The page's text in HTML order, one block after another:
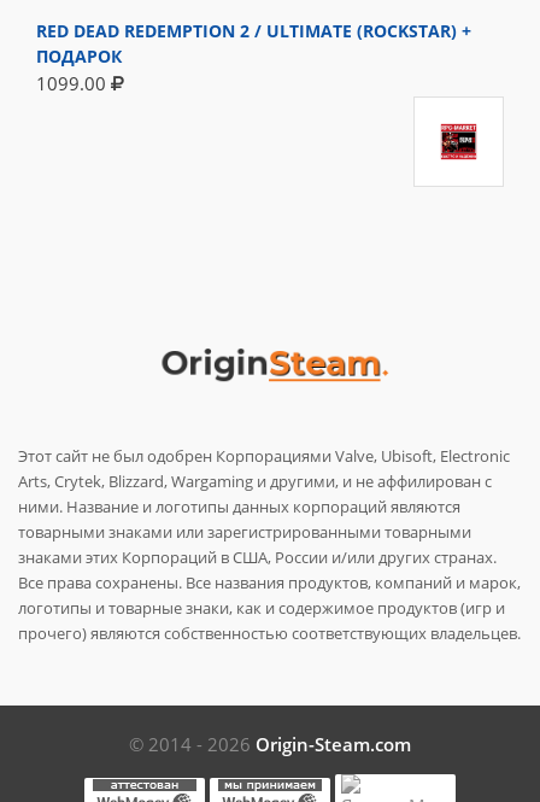
RED DEAD REDEMPTION 2 / ULTIMATE (ROCKSTAR) +
ПОДАРОК
1099.00
Этот сайт не был одобрен Корпорациями Valve, Ubisoft, Electronic
Arts, Crytek, Blizzard, Wargaming и другими, и не аффилирован с
ними. Название и логотипы данных корпораций являются
товарными знаками или зарегистрированными товарными
знаками этих Корпораций в США, России и/или других странах.
Все права сохранены. Все названия продуктов, компаний и марок,
логотипы и товарные знаки, как и содержимое продуктов (игр и
прочего) являются собственностью соответствующих владельцев.
© 2014 - 2026 Origin-Steam.com